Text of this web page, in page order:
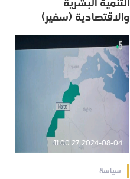
والاقتصادية (سفير)
2024-08-04 11:00:27
سياسة